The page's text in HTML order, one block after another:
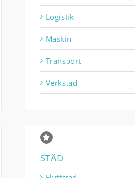
Logistik
Maskin
Transport
Verkstad
STÄD